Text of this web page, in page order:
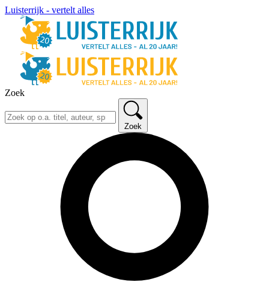
Luisterrijk - vertelt alles
Zoek
Zoek